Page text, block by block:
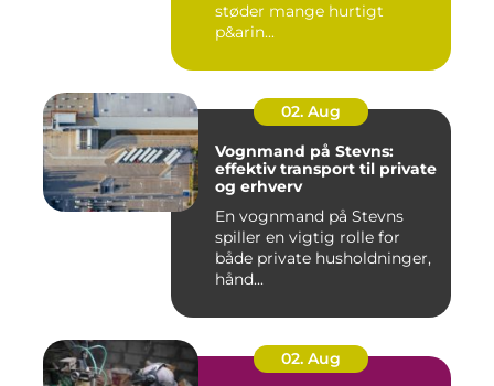
støder mange hurtigt
p&arin...
02. Aug
Vognmand på Stevns:
effektiv transport til private
og erhverv
En vognmand på Stevns
spiller en vigtig rolle for
både private husholdninger,
hånd...
02. Aug